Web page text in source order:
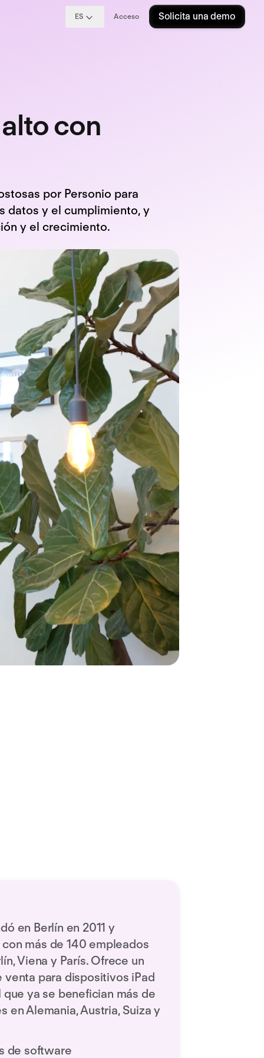
ES Acceso Solicita una demo
con
por Personio para
datos y el cumplimiento, y
y el crecimiento.
en Berlín en 2011 y
más de 140 empleados
Viena y París. Ofrece un
venta para dispositivos iPad
que ya se benefician más de
en Alemania, Austria, Suiza y
de software